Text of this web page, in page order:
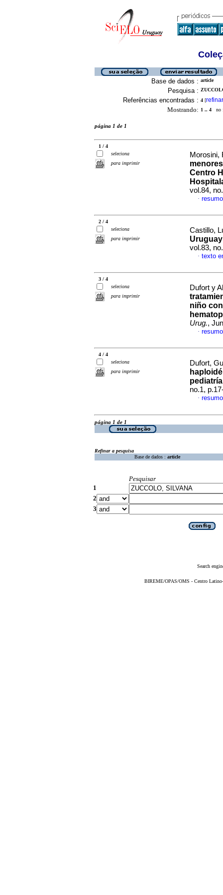
Base de dados : article
Pesquisa :
Referências encontradas : 4 [refinar
Mostrando: 1 .. 4 no
página 1 de 1
1 / 4
seleciona
para imprimir
Morosini,
Centro
vol.84,
·
2 / 4
seleciona
para imprimir
Castillo,
Uruguay
vol.83,
· texto
3 / 4
seleciona
para imprimir
Dufort y
niño
Urug.,
·
4 / 4
seleciona
para imprimir
Dufort,
no.1,
·
página 1 de 1
Refinar a pesquisa
Base de dados : article
Pesquisar
1
2
3
Search
BIREME/OPAS/OMS - Centro Latino-